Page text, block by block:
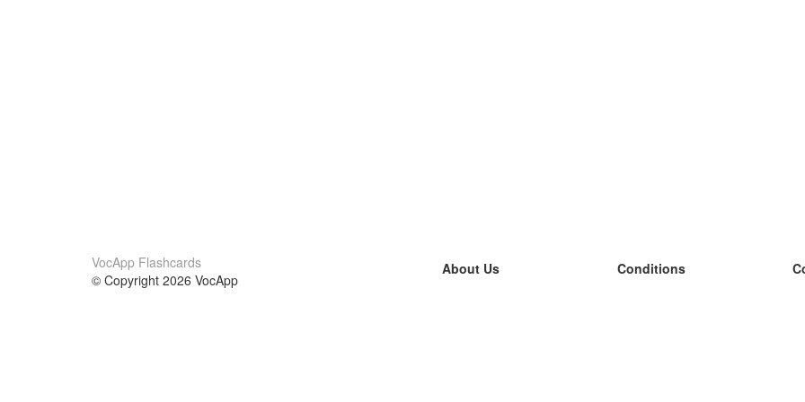
VocApp Flashcards
© Copyright 2026 VocApp
About Us
Conditions